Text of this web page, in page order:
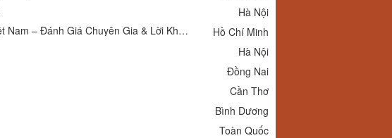
Hà Nội
Top 10 Doanh Nghiệp Có Dịch Vụ In 3D Tốt Nhất Tại Việt Nam – Đánh Giá Chuyên Gia & Lời Khuyên Thực Tiễn
Hồ Chí Minh
Hà Nội
Đồng Nai
Cần Thơ
Bình Dương
Toàn Quốc